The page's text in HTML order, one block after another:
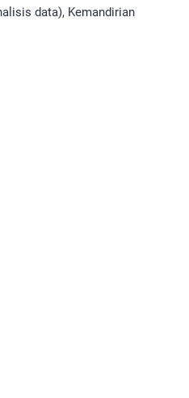
data), Kemandirian